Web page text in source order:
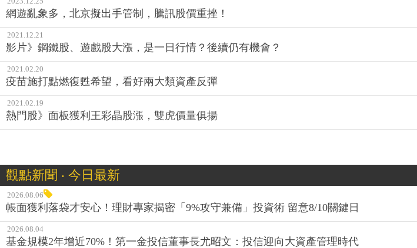
網遊亂象多，北京擬出手管制，騰訊股價重挫！
2021.12.21
影片》鋼鐵股、遊戲股大漲，是一日行情？後續仍有機會？
2021.02.20
疫苗施打點燃復甦希望，看好兩大類資產反彈
2021.02.19
熱門股》面板獲利王彩晶股漲，雙虎價量俱揚
觀點新聞 ‧ 今日最新
2026.08.06
帳面獲利落袋才安心！理財專家揭密「9%攻守兼備」投資術 留意8/10關鍵日
2026.08.04
基金規模2年增近70%！第一金投信董事長尤昭文：投信迎向大資產管理時代